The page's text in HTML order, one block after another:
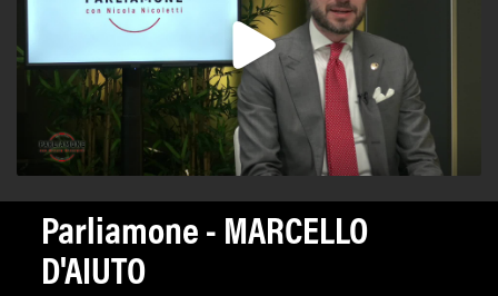
Parliamone - MARCELLO
D'AIUTO